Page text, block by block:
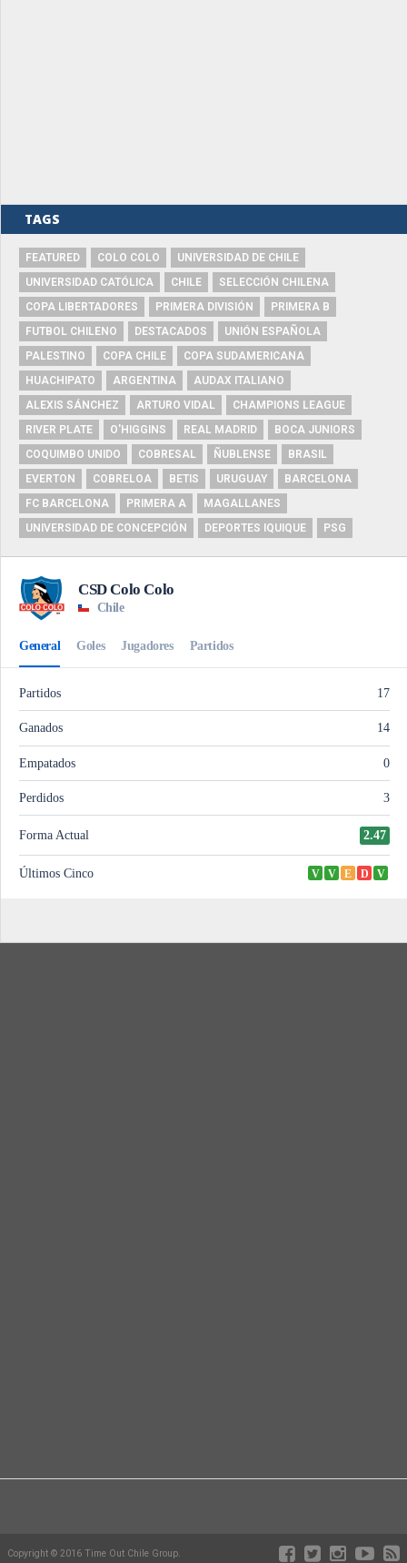
TAGS
FEATURED COLO COLO
UNIVERSIDAD DE CHILE
UNIVERSIDAD CATÓLICA
CHILE
SELECCIÓN CHILENA
COPA LIBERTADORES
PRIMERA DIVISIÓN
PRIMERA B
FUTBOL CHILENO
DESTACADOS
UNIÓN ESPAÑOLA
PALESTINO
COPA CHILE
COPA SUDAMERICANA
HUACHIPATO
ARGENTINA
AUDAX ITALIANO
ALEXIS SÁNCHEZ
ARTURO VIDAL
CHAMPIONS LEAGUE
RIVER PLATE
O'HIGGINS REAL MADRID
BOCA JUNIORS
COQUIMBO UNIDO
COBRESAL ÑUBLENSE
BRASIL
EVERTON
COBRELOA BETIS URUGUAY
BARCELONA
FC BARCELONA
PRIMERA A
MAGALLANES
UNIVERSIDAD DE CONCEPCIÓN
DEPORTES IQUIQUE PSG
Copyright © 2016 Time Out Chile Group.